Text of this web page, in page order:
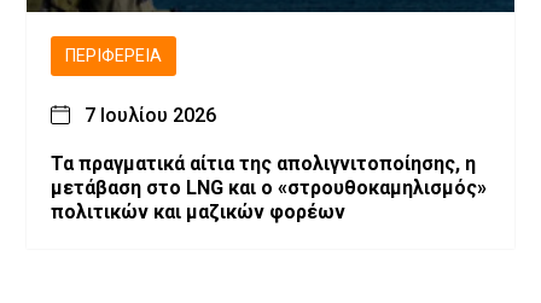
ΠΕΡΙΦΈΡΕΙΑ
7 Ιουλίου 2026
Τα πραγματικά αίτια της απολιγνιτοποίησης, η
μετάβαση στο LNG και ο «στρουθοκαμηλισμός»
πολιτικών και μαζικών φορέων